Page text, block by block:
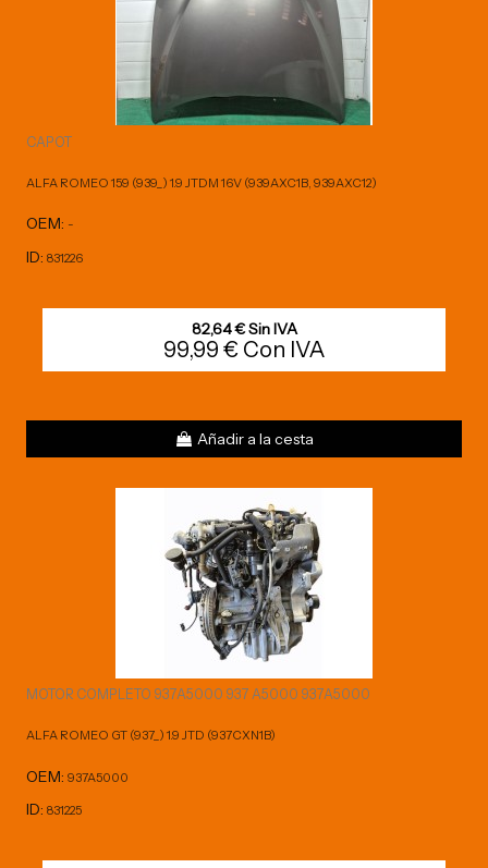
CAPOT
ALFA ROMEO 159 (939_) 1.9 JTDM 16V (939AXC1B, 939AXC12)
OEM: -
ID: 831226
82,64 € Sin IVA
99,99 € Con IVA
Añadir a la cesta
MOTOR COMPLETO 937A5000 937 A5000 937A5000
ALFA ROMEO GT (937_) 1.9 JTD (937CXN1B)
OEM: 937A5000
ID: 831225